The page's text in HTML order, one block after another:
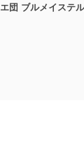
団 ブルメイステ